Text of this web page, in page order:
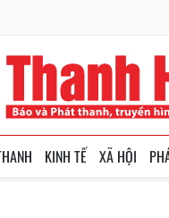
KINH TẾ XÃ HỘI